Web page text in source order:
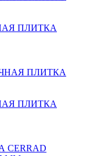
ПЛИТКА
ПЛИТКА